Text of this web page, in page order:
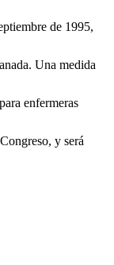
de 1995,
Una medida
enfermeras
y será